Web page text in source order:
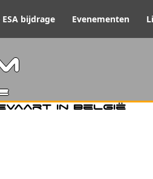
bijdrage Evenementen
in België